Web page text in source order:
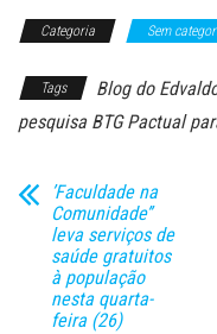
Categoria Sem
Tags Blog do
pesquisa BTG Pactual
’Faculdade na
Comunidade’’
leva serviços de
saúde gratuitos
à população
nesta quarta-
feira (26)